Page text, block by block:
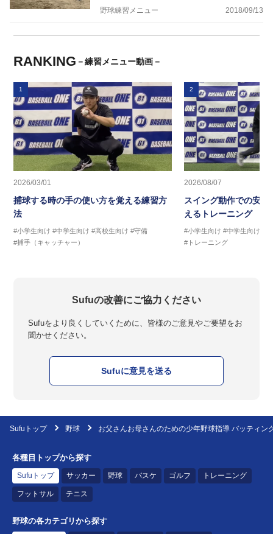
野球練習メニュー 2018/09/13
RANKING －練習メニュー動画－
1
2026/03/01
捕球する時の手の使い方を覚える練習方
法
#小学生向け #中学生向け #高校生向け #守備
#捕手（キャッチャー）
2
2026/08/07
スイング動作での安定
えるトレーニング
#小学生向け #中学生向け
#トレーニング
Sufuの改善にご協力ください
Sufuをより良くしていくために、皆様のご意見やご要望をお
聞かせください。
Sufuに意見を送る
Sufuトップ 野球 お父さんお母さんのための少年野球指導 バッテ
各種目トップから探す
Sufuトップ サッカー 野球 バスケ ゴルフ トレーニング
フットサル テニス
野球の各カテゴリから探す